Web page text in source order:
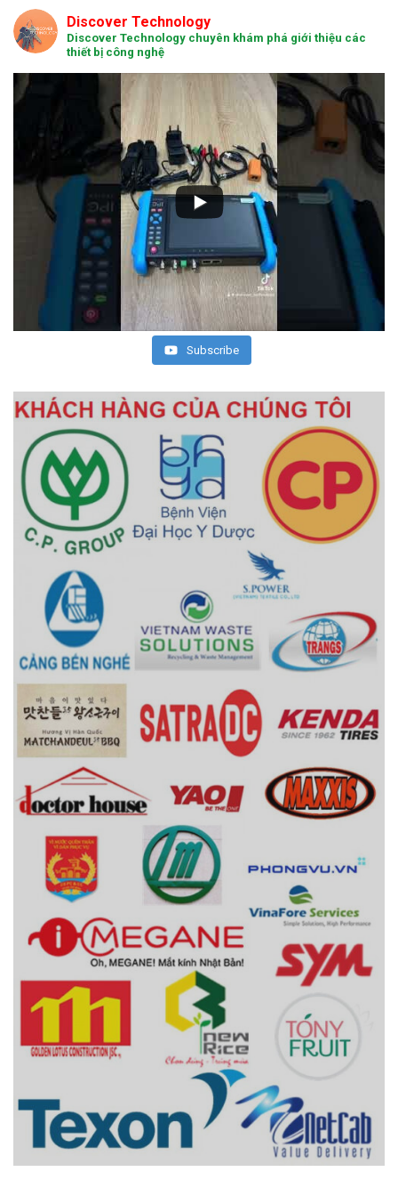
Discover Technology
Discover Technology chuyên khám phá giới thiệu các
thiết bị công nghệ
Subscribe